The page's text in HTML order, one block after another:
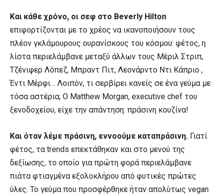
Και κάθε χρόνο, οι σεφ στο Beverly Hilton
επιφορτίζονται με το χρέος να ικανοποιήσουν τους
πλέον γκλάμουρους ουρανίσκους του κόσμου: φέτος, η
λίστα περιελάμβανε μεταξύ άλλων τους Μέριλ Στριπ,
Τζένιφερ Λόπεζ, Μπραντ Πιτ, Λεονάρντο Ντι Κάπριο ,
Έντι Μέρφι… Λοιπόν, τι σερβίρει κανείς σε ένα γεύμα με
τόσα αστέρια; Ο Matthew Morgan, executive chef του
ξενοδοχείου, είχε την απάντηση: πράσινη κουζίνα!
Και όταν λέμε πράσινη, εννοούμε καταπράσινη. Γιατί
φέτος, τα trends επεκτάθηκαν και στο μενού της
δεξίωσης, το οποίο για πρώτη φορά περιελάμβανε
πιάτα φτιαγμένα εξολοκλήρου από φυτικές πρώτες
ύλες. Το γεύμα που προσφέρθηκε ήταν απολύτως vegan